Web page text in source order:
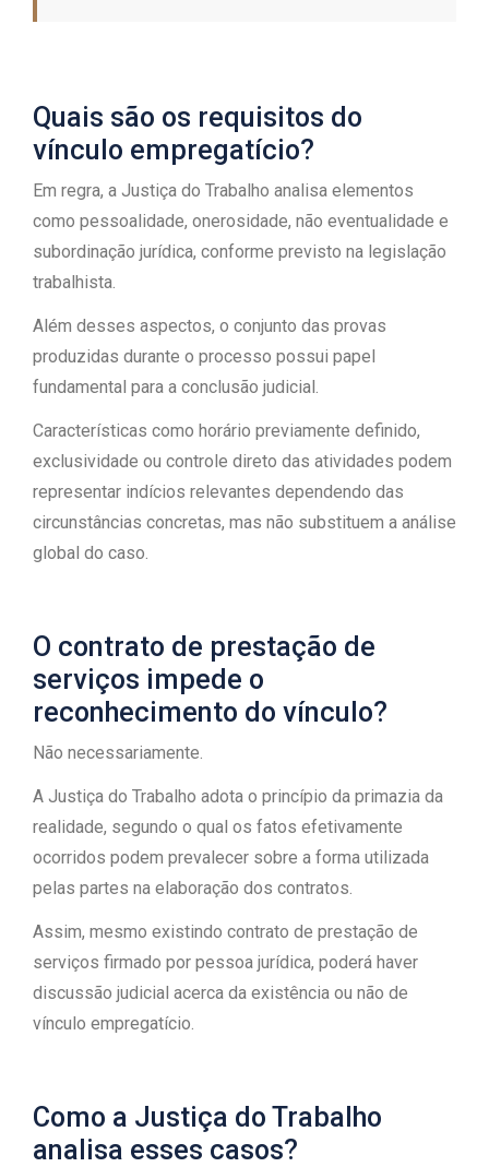
Quais são os requisitos do
vínculo empregatício?
Em regra, a Justiça do Trabalho analisa elementos
como pessoalidade, onerosidade, não eventualidade e
subordinação jurídica, conforme previsto na legislação
trabalhista.
Além desses aspectos, o conjunto das provas
produzidas durante o processo possui papel
fundamental para a conclusão judicial.
Características como horário previamente definido,
exclusividade ou controle direto das atividades podem
representar indícios relevantes dependendo das
circunstâncias concretas, mas não substituem a análise
global do caso.
O contrato de prestação de
serviços impede o
reconhecimento do vínculo?
Não necessariamente.
A Justiça do Trabalho adota o princípio da primazia da
realidade, segundo o qual os fatos efetivamente
ocorridos podem prevalecer sobre a forma utilizada
pelas partes na elaboração dos contratos.
Assim, mesmo existindo contrato de prestação de
serviços firmado por pessoa jurídica, poderá haver
discussão judicial acerca da existência ou não de
vínculo empregatício.
Como a Justiça do Trabalho
analisa esses casos?